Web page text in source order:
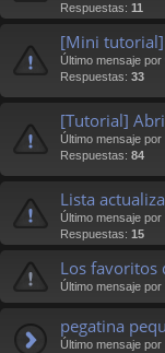
Respuestas: 11
[Mini tutorial]
Último mensaje por
Respuestas: 33
[Tutorial]
Último mensaje por
Respuestas: 84
Lista
Último mensaje por
Respuestas: 15
Los favoritos
Último mensaje por
pegatina
Último mensaje por